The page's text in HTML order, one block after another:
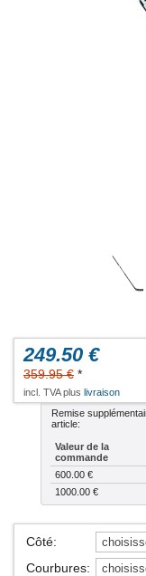
249.50 €
359.95 € *
incl. TVA plus livraison
Remise
article:
Valeur de la
commande
600.00 €
1000.00 €
Côté:
Courbures: